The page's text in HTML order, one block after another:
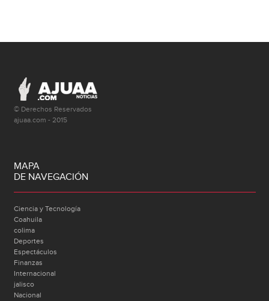
© Derechos Reservados
ajuaa.com - 2015
MAPA
DE NAVEGACIÓN
Ciencia y Tecnología
Coahuila
colima
Deportes
Espectáculos
Finanzas
Internacional
jalisco
Nacional